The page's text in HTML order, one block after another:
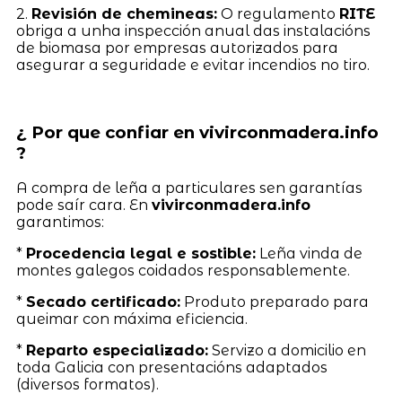
2. Revisión de chemineas:O regulamento RITE
obriga a unha inspección anual das instalacións
de biomasa por empresas autorizados para
asegurar a seguridade e evitar incendios no tiro.
¿ Por que confiar en vivirconmadera.info
?
A compra de leña a particulares sen garantías
pode saír cara. En vivirconmadera.info
garantimos:
* Procedencia legal e sostible:Leña vinda de
montes galegos coidados responsablemente.
* Secado certificado:Produto preparado para
queimar con máxima eficiencia.
* Reparto especializado:Servizo a domicilio en
toda Galicia con presentacións adaptados
(diversos formatos).